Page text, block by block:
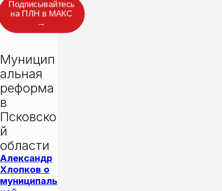
Подписывайтесь
на ПЛН в МАКС
→
Муницип
альная
реформа
в
Псковско
й
области
Александр
Хлопков о
муниципаль